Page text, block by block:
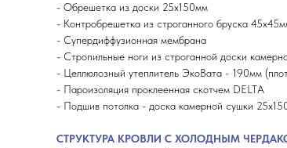
- Обрешетка из доски 25х150мм
- Контробрешетка из строганного бруска
- Супердиффузионная мембрана
- Стропильные ноги из строганной доски
- Целлюлозный утеплитель ЭкоВата - 190мм
- Пароизоляция проклеенная скотчем DELTA
- Подшив потолка - доска камерной сушки
СТРУКТУРА КРОВЛИ С ХОЛОДНЫМ